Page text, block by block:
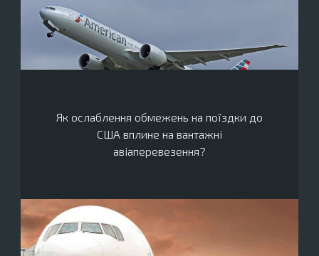
Як ослаблення обмежень на поїздки до
США вплине на вантажні
авіаперевезення?